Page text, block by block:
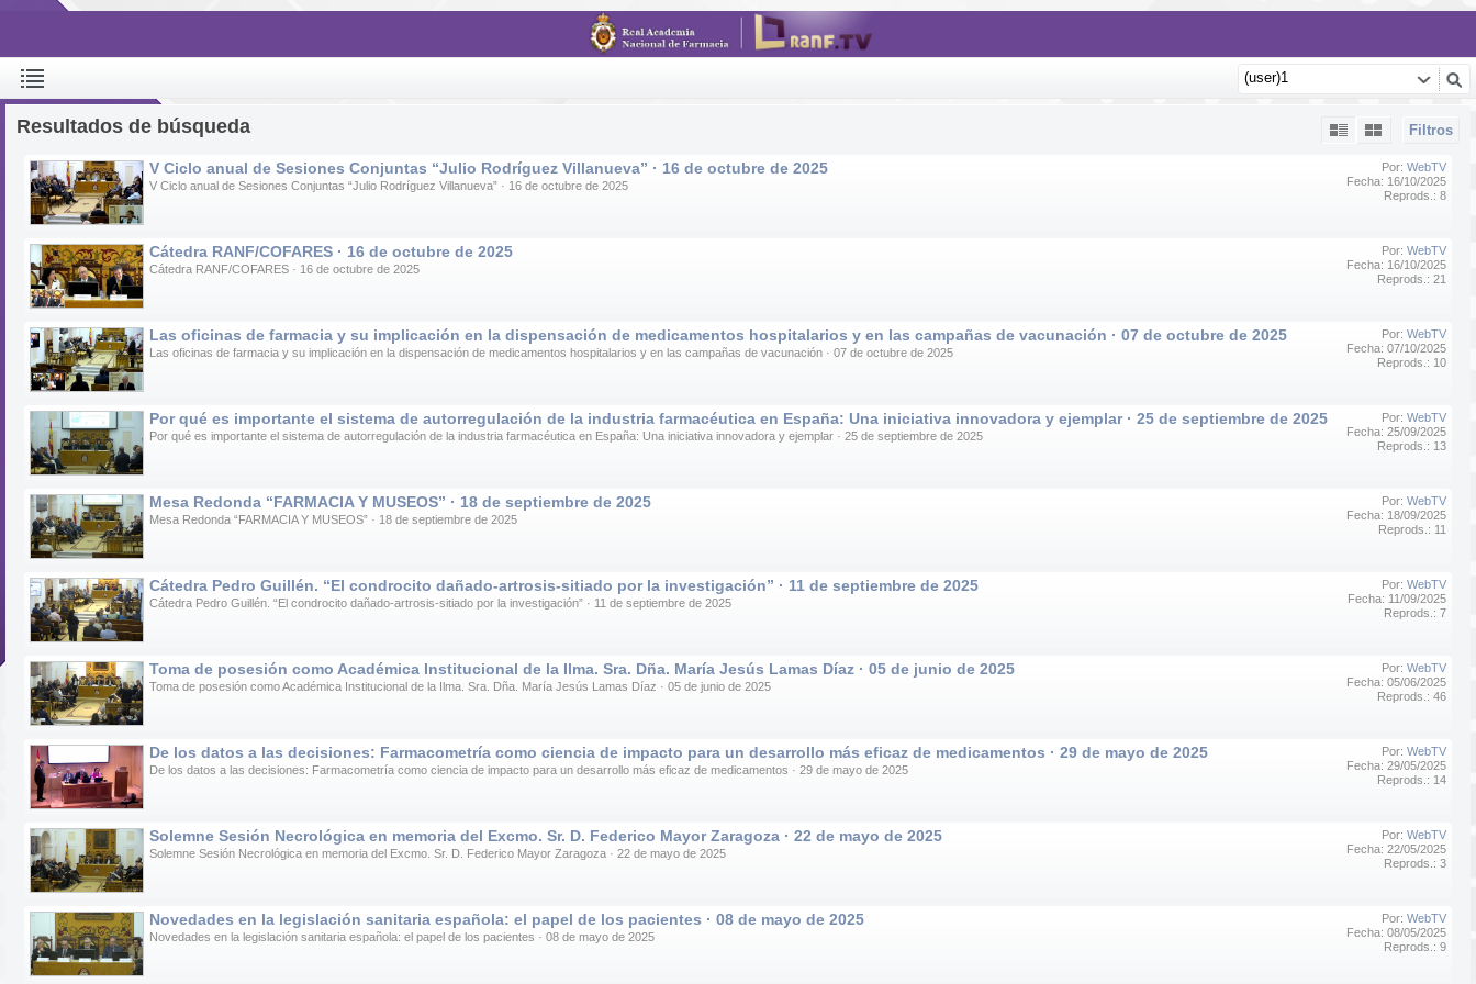
Filtros
Resultados de búsqueda
Por: WebTV
Fecha: 16/10/2025
Reprods.: 8
V Ciclo anual de Sesiones Conjuntas “Julio Rodríguez Villanueva” · 16 de octubre de 2025
V Ciclo anual de Sesiones Conjuntas “Julio Rodríguez Villanueva” · 16 de octubre de 2025
Por: WebTV
Fecha: 16/10/2025
Reprods.: 21
Cátedra RANF/COFARES · 16 de octubre de 2025
Cátedra RANF/COFARES · 16 de octubre de 2025
Por: WebTV
Fecha: 07/10/2025
Reprods.: 10
Las oficinas de farmacia y su implicación en la dispensación de medicamentos hospitalarios y en las campañas de vacunación · 07 de octubre de 2025
Las oficinas de farmacia y su implicación en la dispensación de medicamentos hospitalarios y en las campañas de vacunación · 07 de octubre de 2025
Por: WebTV
Fecha: 25/09/2025
Reprods.: 13
Por qué es importante el sistema de autorregulación de la industria farmacéutica en España: Una iniciativa innovadora y ejemplar · 25 de septiembre de 2025
Por qué es importante el sistema de autorregulación de la industria farmacéutica en España: Una iniciativa innovadora y ejemplar · 25 de septiembre de 2025
Por: WebTV
Fecha: 18/09/2025
Reprods.: 11
Mesa Redonda “FARMACIA Y MUSEOS” · 18 de septiembre de 2025
Mesa Redonda “FARMACIA Y MUSEOS” · 18 de septiembre de 2025
Por: WebTV
Fecha: 11/09/2025
Reprods.: 7
Cátedra Pedro Guillén. “El condrocito dañado-artrosis-sitiado por la investigación” · 11 de septiembre de 2025
Cátedra Pedro Guillén. “El condrocito dañado-artrosis-sitiado por la investigación” · 11 de septiembre de 2025
Por: WebTV
Fecha: 05/06/2025
Reprods.: 46
Toma de posesión como Académica Institucional de la Ilma. Sra. Dña. María Jesús Lamas Díaz · 05 de junio de 2025
Toma de posesión como Académica Institucional de la Ilma. Sra. Dña. María Jesús Lamas Díaz · 05 de junio de 2025
Por: WebTV
Fecha: 29/05/2025
Reprods.: 14
De los datos a las decisiones: Farmacometría como ciencia de impacto para un desarrollo más eficaz de medicamentos · 29 de mayo de 2025
De los datos a las decisiones: Farmacometría como ciencia de impacto para un desarrollo más eficaz de medicamentos · 29 de mayo de 2025
Por: WebTV
Fecha: 22/05/2025
Reprods.: 3
Solemne Sesión Necrológica en memoria del Excmo. Sr. D. Federico Mayor Zaragoza · 22 de mayo de 2025
Solemne Sesión Necrológica en memoria del Excmo. Sr. D. Federico Mayor Zaragoza · 22 de mayo de 2025
Por: WebTV
Fecha: 08/05/2025
Reprods.: 9
Novedades en la legislación sanitaria española: el papel de los pacientes · 08 de mayo de 2025
Novedades en la legislación sanitaria española: el papel de los pacientes · 08 de mayo de 2025